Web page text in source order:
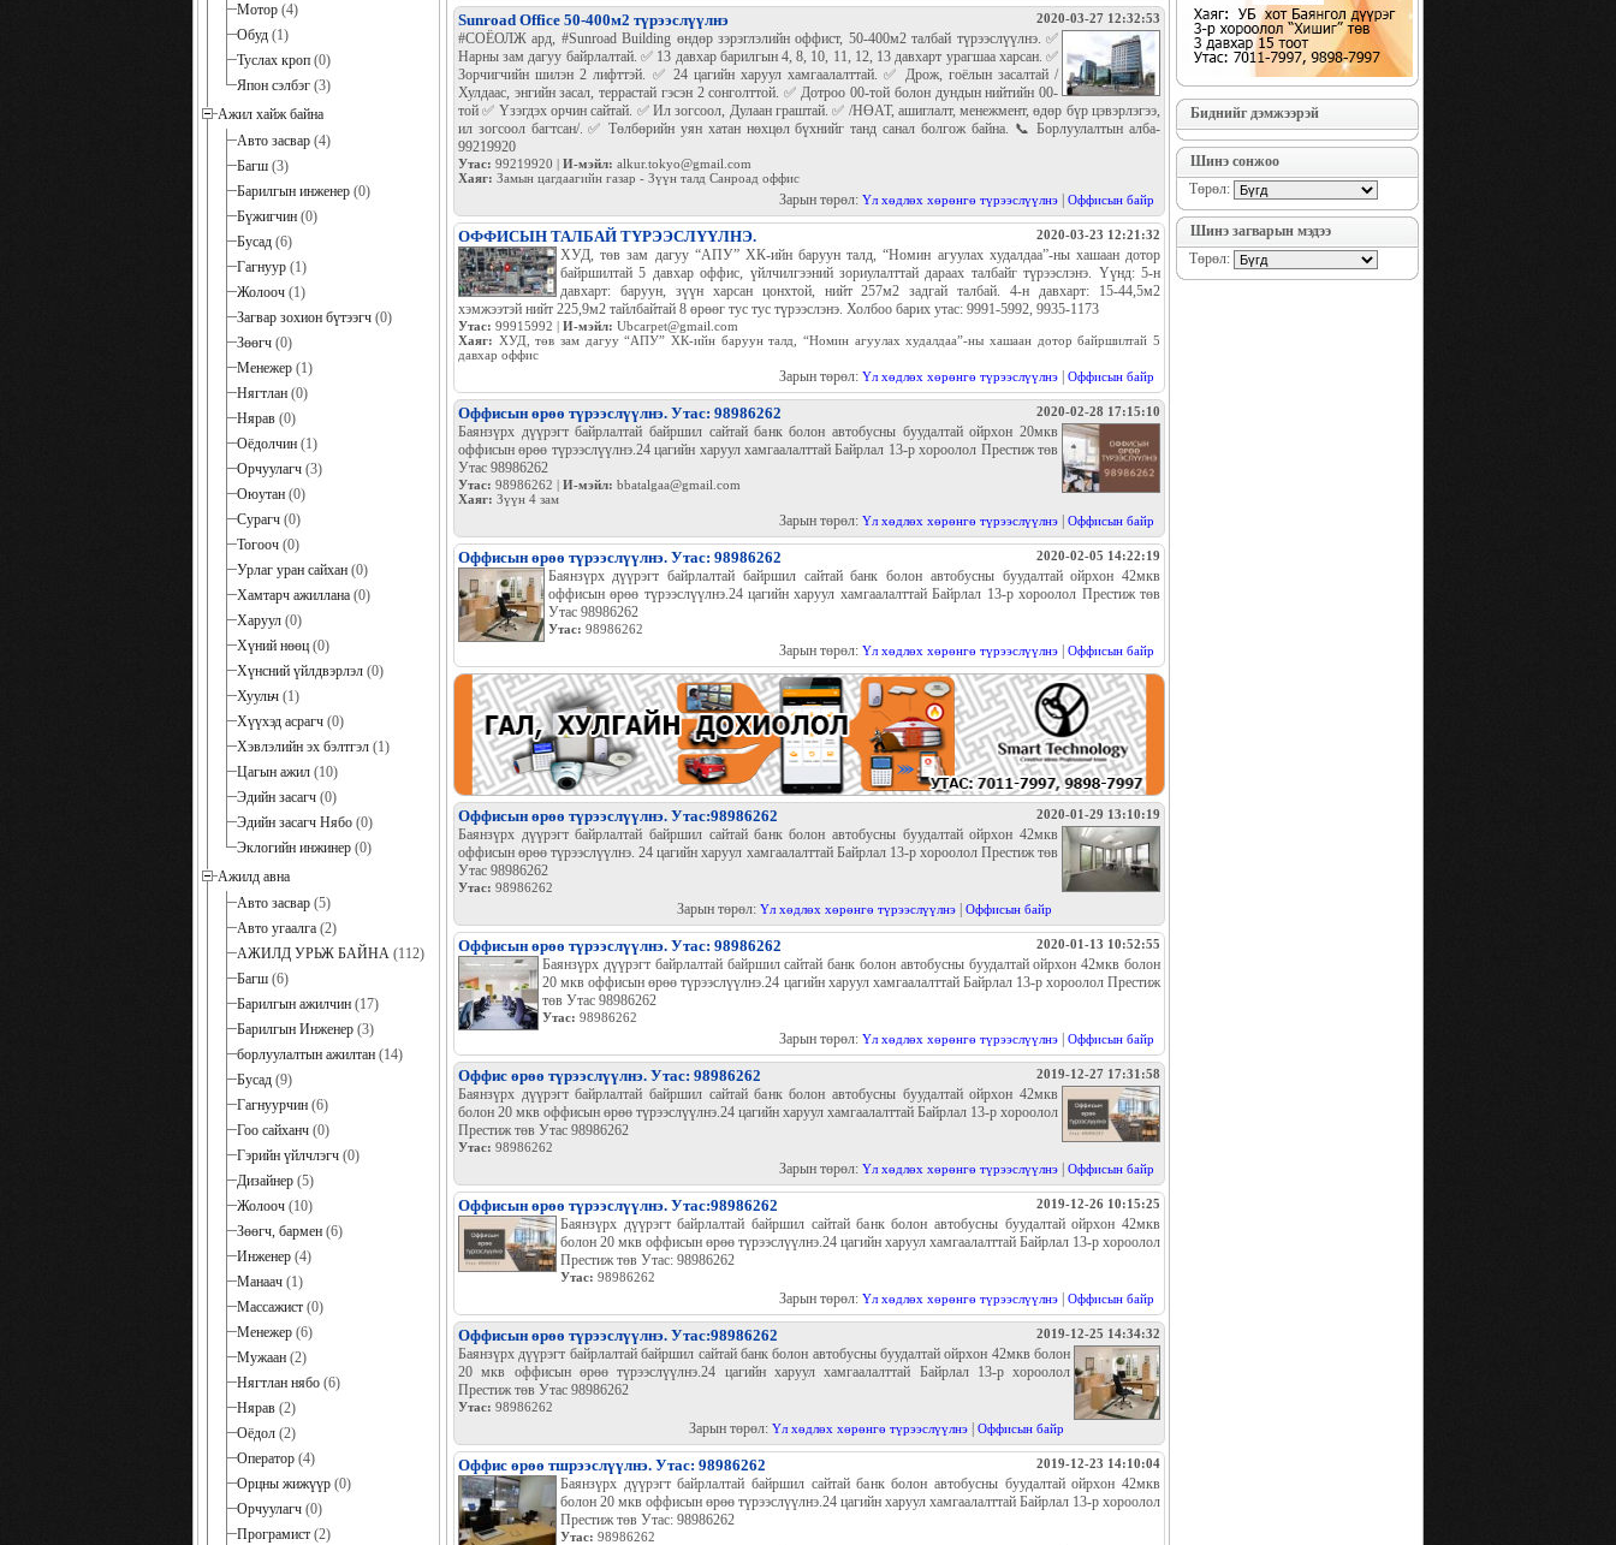
Мотор (4)
Обуд (1)
Туслах кроп (0)
Япон сэлбэг (3)
Ажил хайж байна
Авто засвар (4)
Багш (3)
Барилгын инженер (0)
Бүжигчин (0)
Бусад (6)
Гагнуур (1)
Жолооч (1)
Загвар зохион бүтээгч (0)
Зөөгч (0)
Менежер (1)
Нягтлан (0)
Нярав (0)
Оёдолчин (1)
Орчуулагч (3)
Оюутан (0)
Сурагч (0)
Тогооч (0)
Урлаг уран сайхан (0)
Хамтарч ажиллана (0)
Харуул (0)
Хүний нөөц (0)
Хүнсний үйлдвэрлэл (0)
Хуульч (1)
Хүүхэд асрагч (0)
Хэвлэлийн эх бэлтгэл (1)
Цагын ажил (10)
Эдийн засагч (0)
Эдийн засагч Нябо (0)
Эклогийн инжинер (0)
Ажилд авна
Авто засвар (5)
Авто угаалга (2)
АЖИЛД УРЬЖ БАЙНА (112)
Багш (6)
Барилгын ажилчин (17)
Барилгын Инженер (3)
борлуулалтын ажилтан (14)
Бусад (9)
Гагнуурчин (6)
Гоо сайханч (0)
Гэрийн үйлчлэгч (0)
Дизайнер (5)
Жолооч (10)
Зөөгч, бармен (6)
Инженер (4)
Манаач (1)
Массажист (0)
Менежер (6)
Мужаан (2)
Нягтлан нябо (6)
Нярав (2)
Оёдол (2)
Оператор (4)
Орцны жижүүр (0)
Орчуулагч (0)
Програмист (2)
Sunroad Office 50-400м2 түрээслүүлнэ 2020-03-27 12:32:53
#СОЁОЛЖ ард, #Sunroad Building өндөр зэрэглэлийн оффист, 50-400м2 талбай түрээслүүлнэ. ✅
Нарны зам дагуу байрлалтай. ✅ 13 давхар барилгын 4, 8, 10, 11, 12, 13 давхарт урагшаа харсан. ✅
Зорчигчийн шилэн 2 лифттэй. ✅ 24 цагийн харуул хамгаалалттай. ✅ Дрож, гоёлын засалтай /
Хулдаас, энгийн засал, террастай гэсэн 2 сонголттой. ✅ Дотроо 00-той болон дундын нийтийн 00-
той ✅ Үзэгдэх орчин сайтай. ✅ Ил зогсоол, Дулаан граштай. ✅ /НӨАТ, ашиглалт, менежмент, өдөр бүр цэвэрлэгээ,
ил зогсоол багтсан/. ✅ Төлбөрийн уян хатан нөхцөл бүхнийг танд санал болгож байна. 📞 Борлуулалтын алба-
99219920
Утас: 99219920 | И-мэйл: alkur.tokyo@gmail.com
Хаяг: Замын цагдаагийн газар - Зүүн талд Санроад оффис
Зарын төрөл: Үл хөдлөх хөрөнгө түрээслүүлнэ Оффисын байр
ОФФИСЫН ТАЛБАЙ ТҮРЭЭСЛҮҮЛНЭ. 2020-03-23 12:21:32
ХУД, төв зам дагуу “АПУ” ХК-ийн баруун талд, “Номин агуулах худалдаа”-ны хашаан дотор
байршилтай 5 давхар оффис, үйлчилгээний зориулалттай дараах талбайг түрээслэнэ. Үүнд: 5-н
давхарт: баруун, зүүн харсан цонхтой, нийт 257м2 задгай талбай. 4-н давхарт: 15-44,5м2
хэмжээтэй нийт 225,9м2 тайлбайтай 8 өрөөг тус тус түрээслэнэ. Холбоо барих утас: 9991-5992, 9935-1173
Утас: 99915992 | И-мэйл: Ubcarpet@gmail.com
Хаяг: ХУД, төв зам дагуу “АПУ” ХК-ийн баруун талд, “Номин агуулах худалдаа”-ны хашаан дотор байршилтай 5
давхар оффис
Зарын төрөл: Үл хөдлөх хөрөнгө түрээслүүлнэ Оффисын байр
Оффисын өрөө түрээслүүлнэ. Утас: 98986262 2020-02-28 17:15:10
Баянзүрх дүүрэгт байрлалтай байршил сайтай банк болон автобусны буудалтай ойрхон 20мкв
оффисын өрөө түрээслүүлнэ.24 цагийн харуул хамгаалалттай Байрлал 13-р хороолол Престиж төв
Утас 98986262
Утас: 98986262 | И-мэйл: bbatalgaa@gmail.com
Хаяг: Зүүн 4 зам
Зарын төрөл: Үл хөдлөх хөрөнгө түрээслүүлнэ Оффисын байр
Оффисын өрөө түрээслүүлнэ. Утас: 98986262 2020-02-05 14:22:19
Баянзүрх дүүрэгт байрлалтай байршил сайтай банк болон автобусны буудалтай ойрхон 42мкв
оффисын өрөө түрээслүүлнэ.24 цагийн харуул хамгаалалттай Байрлал 13-р хороолол Престиж төв
Утас 98986262
Утас: 98986262
Зарын төрөл: Үл хөдлөх хөрөнгө түрээслүүлнэ Оффисын байр
Оффисын өрөө түрээслүүлнэ. Утас:98986262 2020-01-29 13:10:19
Баянзүрх дүүрэгт байрлалтай байршил сайтай банк болон автобусны буудалтай ойрхон 42мкв
оффисын өрөө түрээслүүлнэ. 24 цагийн харуул хамгаалалттай Байрлал 13-р хороолол Престиж төв
Утас 98986262
Утас: 98986262
Зарын төрөл: Үл хөдлөх хөрөнгө түрээслүүлнэ Оффисын байр
Оффисын өрөө түрээслүүлнэ. Утас: 98986262 2020-01-13 10:52:55
Баянзүрх дүүрэгт байрлалтай байршил сайтай банк болон автобусны буудалтай ойрхон 42мкв болон
20 мкв оффисын өрөө түрээслүүлнэ.24 цагийн харуул хамгаалалттай Байрлал 13-р хороолол Престиж
төв Утас 98986262
Утас: 98986262
Зарын төрөл: Үл хөдлөх хөрөнгө түрээслүүлнэ Оффисын байр
Оффис өрөө түрээслүүлнэ. Утас: 98986262 2019-12-27 17:31:58
Баянзүрх дүүрэгт байрлалтай байршил сайтай банк болон автобусны буудалтай ойрхон 42мкв
болон 20 мкв оффисын өрөө түрээслүүлнэ.24 цагийн харуул хамгаалалттай Байрлал 13-р хороолол
Престиж төв Утас 98986262
Утас: 98986262
Зарын төрөл: Үл хөдлөх хөрөнгө түрээслүүлнэ Оффисын байр
Оффисын өрөө түрээслүүлнэ. Утас:98986262 2019-12-26 10:15:25
Баянзүрх дүүрэгт байрлалтай байршил сайтай банк болон автобусны буудалтай ойрхон 42мкв
болон 20 мкв оффисын өрөө түрээслүүлнэ.24 цагийн харуул хамгаалалттай Байрлал 13-р хороолол
Престиж төв Утас: 98986262
Утас: 98986262
Зарын төрөл: Үл хөдлөх хөрөнгө түрээслүүлнэ Оффисын байр
Оффисын өрөө түрээслүүлнэ. Утас:98986262 2019-12-25 14:34:32
Баянзүрх дүүрэгт байрлалтай байршил сайтай банк болон автобусны буудалтай ойрхон 42мкв болон
20 мкв оффисын өрөө түрээслүүлнэ.24 цагийн харуул хамгаалалттай Байрлал 13-р хороолол
Престиж төв Утас 98986262
Утас: 98986262
Зарын төрөл:Үл хөдлөх хөрөнгө түрээслүүлнэ |Оффисын байр
Оффис өрөө тшрээслүүлнэ. Утас: 98986262 2019-12-23 14:10:04
Баянзүрх дүүрэгт байрлалтай байршил сайтай банк болон автобусны буудалтай ойрхон 42мкв
болон 20 мкв оффисын өрөө түрээслүүлнэ.24 цагийн харуул хамгаалалттай Байрлал 13-р хороолол
Престиж төв Утас: 98986262
Утас: 98986262
Биднийг дэмжээрэй
Шинэ сонжоо
Төрөл:
Шинэ загварын мэдээ
Төрөл: